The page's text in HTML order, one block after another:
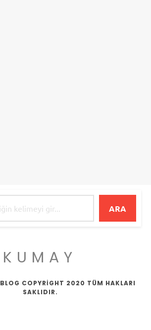
ARA
KUMAY
COPYRİGHT 2020 TÜM HAKLARI
SAKLIDIR.